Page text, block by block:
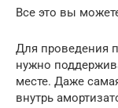
Все это вы
Для проведения
нужно
месте. Даже
внутрь